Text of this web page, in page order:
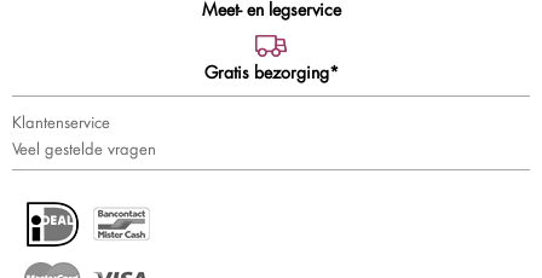
Meet- en legservice
Gratis bezorging*
Klantenservice
Veel gestelde vragen